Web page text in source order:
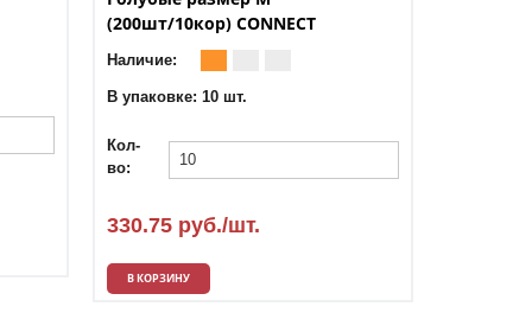
(200шт/10кор) CONNECT
Наличие:
В упаковке: 10 шт.
Кол-
во:
330.75 руб./шт.
В КОРЗИНУ